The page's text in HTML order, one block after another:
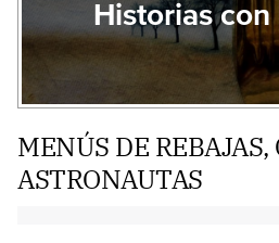
Historias con
MENÚS DE REBAJAS,
ASTRONAUTAS